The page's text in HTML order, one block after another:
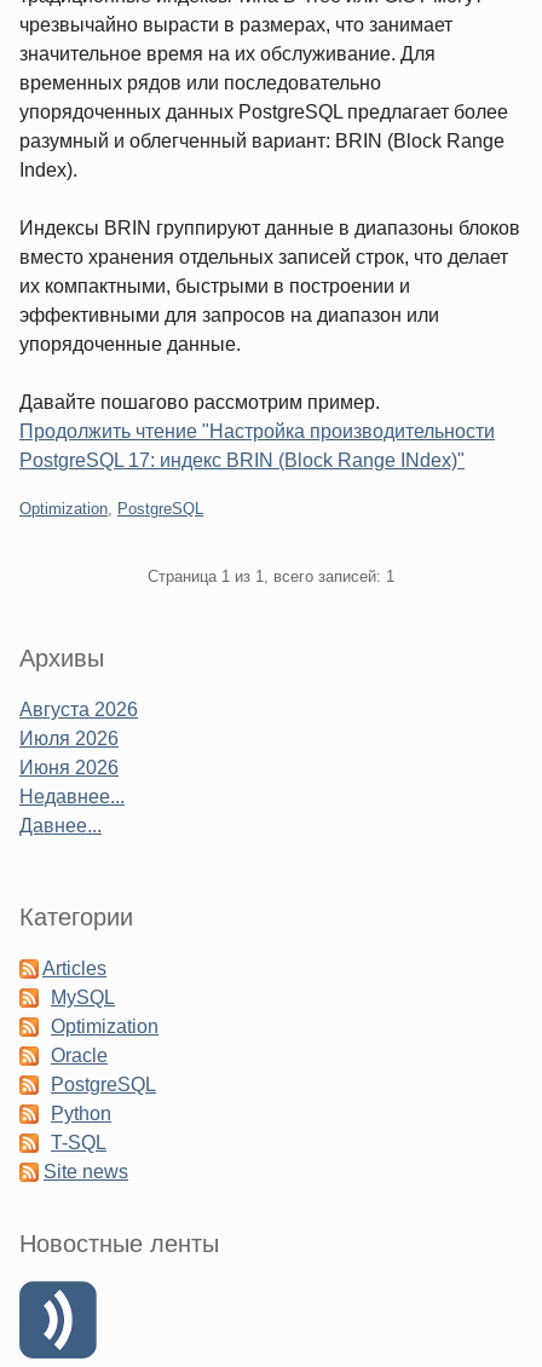
чрезвычайно вырасти в размерах, что занимает
значительное время на их обслуживание. Для
временных рядов или последовательно
упорядоченных данных PostgreSQL предлагает более
разумный и облегченный вариант: BRIN (Block Range
Index).
Индексы BRIN группируют данные в диапазоны блоков
вместо хранения отдельных записей строк, что делает
их компактными, быстрыми в построении и
эффективными для запросов на диапазон или
упорядоченные данные.
Давайте пошагово рассмотрим пример.
Продолжить чтение "Настройка производительности
PostgreSQL 17: индекс BRIN (Block Range INdex)"
Категории:
Optimization PostgreSQL
Страница 1 из 1, всего записей: 1
Sidebar
Архивы
Августа 2026
Июля 2026
Июня 2026
Недавнее...
Давнее...
Категории
Articles
MySQL
Optimization
Oracle
PostgreSQL
Python
T-SQL
Site news
Новостные ленты